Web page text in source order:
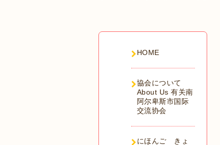
HOME
協会について
About Us 有关南
阿尔卑斯市国际
交流协会
にほんご きょ